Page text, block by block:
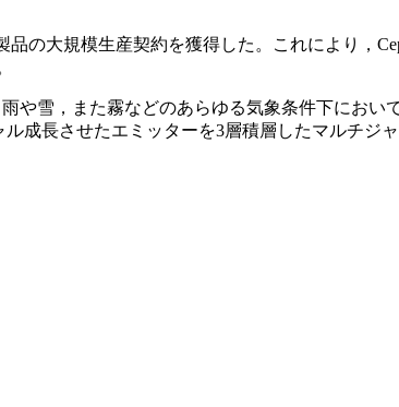
の大規模生産契約を獲得した。これにより，
や雪，また霧などのあらゆる気象条件下におい
成長させたエミッターを3層積層したマルチジ